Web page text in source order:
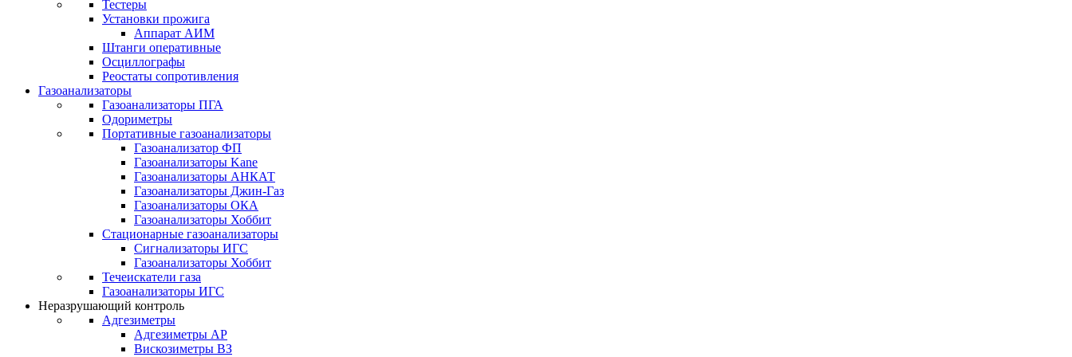
Тестеры
Установки прожига
Аппарат АИМ
Штанги оперативные
Осциллографы
Реостаты сопротивления
Газоанализаторы
Газоанализаторы ПГА
Одориметры
Портативные газоанализаторы
Газоанализатор ФП
Газоанализаторы Kane
Газоанализаторы АНКАТ
Газоанализаторы Джин-Газ
Газоанализаторы ОКА
Газоанализаторы Хоббит
Стационарные газоанализаторы
Сигнализаторы ИГС
Газоанализаторы Хоббит
Течеискатели газа
Газоанализаторы ИГС
Неразрушающий контроль
Адгезиметры
Адгезиметры АР
Вискозиметры ВЗ